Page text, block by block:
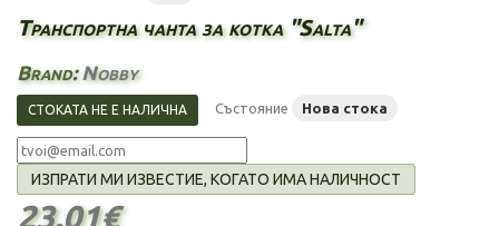
Транспортна чанта за котка "Salta"
Brand:Nobby
СТОКАТА НЕ Е НАЛИЧНА Състояние Нова стока
ИЗПРАТИ МИ ИЗВЕСТИЕ, КОГАТО ИМА НАЛИЧНОСТ
23.01€